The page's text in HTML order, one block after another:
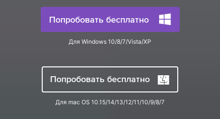
Что Нового Последние новости и обновления UniConverter.
Попробовать бесплатно
Для Windows 10/8/7/Vista/XP
Попробовать бесплатно
Для mac OS 10.15/14/13/12/11/10/9/8/7